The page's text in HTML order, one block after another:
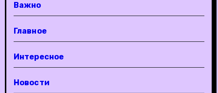
Важно
Главное
Интересное
Новости